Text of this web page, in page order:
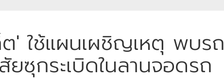
' ใช้แผนเผชิญเหตุ พบรถ
ซุกระเบิดในลานจอดรถ